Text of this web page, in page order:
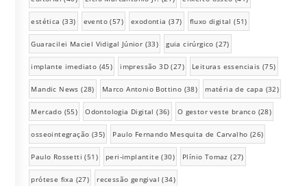
estética (33) evento (57) exodontia (37) fluxo digital (51)
Guaracilei Maciel Vidigal Júnior (33) guia cirúrgico (27)
implante imediato (45) impressão 3D (27) Leituras essenciais (75)
Mandic News (28) Marco Antonio Bottino (38) matéria de capa (32)
Mercado (55) Odontologia Digital (36) O gestor veste branco (28)
osseointegração (35) Paulo Fernando Mesquita de Carvalho (26)
Paulo Rossetti (51) peri-implantite (30) Plínio Tomaz (27)
prótese fixa (27) recessão gengival (34)